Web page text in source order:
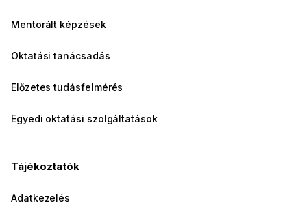
Mentorált képzések
Oktatási tanácsadás
Előzetes tudásfelmérés
Egyedi oktatási szolgáltatások
Tájékoztatók
Adatkezelés